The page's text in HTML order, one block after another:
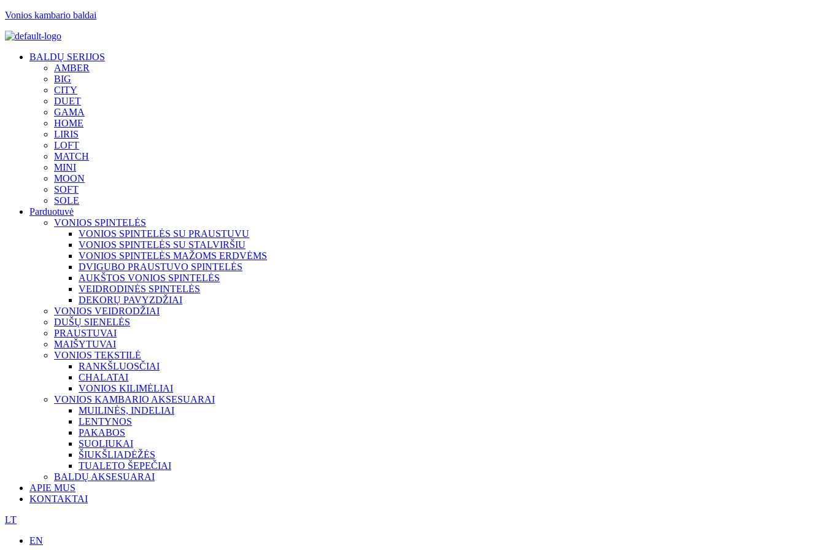
Vonios kambario baldai
BALDŲ SERIJOS
AMBER
BIG
CITY
DUET
GAMA
HOME
LIRIS
LOFT
MATCH
MINI
MOON
SOFT
SOLE
Parduotuvė
VONIOS SPINTELĖS
VONIOS SPINTELĖS SU PRAUSTUVU
VONIOS SPINTELĖS SU STALVIRŠIU
VONIOS SPINTELĖS MAŽOMS ERDVĖMS
DVIGUBO PRAUSTUVO SPINTELĖS
AUKŠTOS VONIOS SPINTELĖS
VEIDRODINĖS SPINTELĖS
DEKORŲ PAVYZDŽIAI
VONIOS VEIDRODŽIAI
DUŠŲ SIENELĖS
PRAUSTUVAI
MAIŠYTUVAI
VONIOS TEKSTILĖ
RANKŠLUOSČIAI
CHALATAI
VONIOS KILIMĖLIAI
VONIOS KAMBARIO AKSESUARAI
MUILINĖS, INDELIAI
LENTYNOS
PAKABOS
SUOLIUKAI
ŠIUKŠLIADĖŽĖS
TUALETO ŠEPEČIAI
BALDŲ AKSESUARAI
APIE MUS
KONTAKTAI
LT
EN